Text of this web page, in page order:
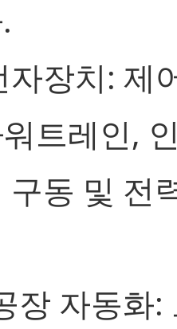
자장치: 제
트레인,
동 및 전
장 자동화: